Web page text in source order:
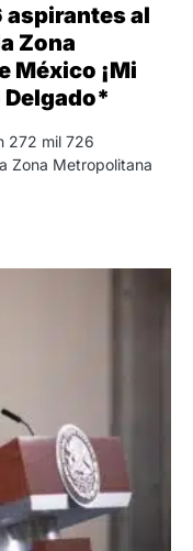
aspirantes al
Zona
México ¡Mi
272 mil 726
Zona Metropolitana